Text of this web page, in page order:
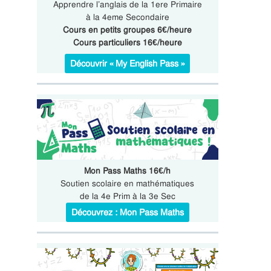
Apprendre l’anglais de la 1ere Primaire
à la 4eme Secondaire
Cours en petits groupes 6€/heure
Cours particuliers 16€/heure
Découvrir « My English Pass »
Mon Pass Maths 16€/h
Soutien scolaire en mathématiques
de la 4e Prim à la 3e Sec
Découvrez : Mon Pass Maths